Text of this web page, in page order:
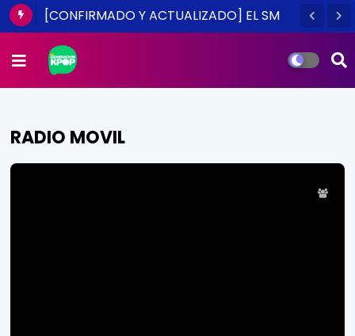
[CONFIRMADO Y ACTUALIZADO] EL SM
2014
RADIO MOVIL